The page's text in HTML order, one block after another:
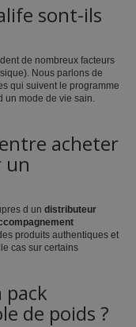
sont-ils
de nombreux facteurs
Nous parlons de
qui suivent le programme
mode de vie sain.
acheter
un
d un distributeur
produits authentiques et
cas sur certains
de poids ?